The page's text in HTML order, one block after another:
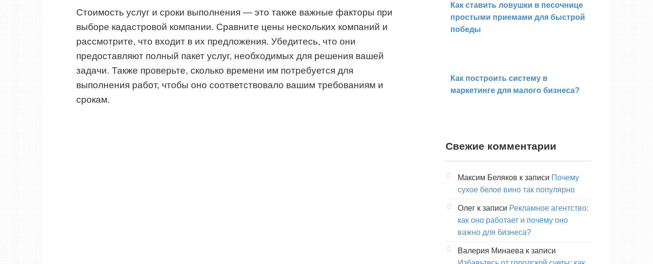
Стоимость услуг и сроки выполнения — это также важные факторы при
выборе кадастровой компании. Сравните цены нескольких компаний и
рассмотрите, что входит в их предложения. Убедитесь, что они
предоставляют полный пакет услуг, необходимых для решения вашей
задачи. Также проверьте, сколько времени им потребуется для
выполнения работ, чтобы оно соответствовало вашим требованиям и
срокам.
Как ставить ловушки в песочнице
простыми приемами для быстрой
победы
Как построить систему в
маркетинге для малого бизнеса?
Свежие комментарии
Максим Беляков к записи Почему
сухое белое вино так популярно
Олег к записи Рекламное агентство:
как оно работает и почему оно
важно для бизнеса?
Валерия Минаева к записи